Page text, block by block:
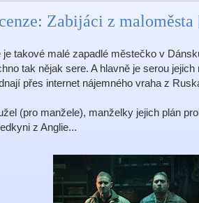
Zabijáci z
je takové malé zapadlé městečko v
tak nějak sere. A hlavně je serou
přes internet nájemného vraha z
(pro manžele), manželky jejich plán
z Anglie...